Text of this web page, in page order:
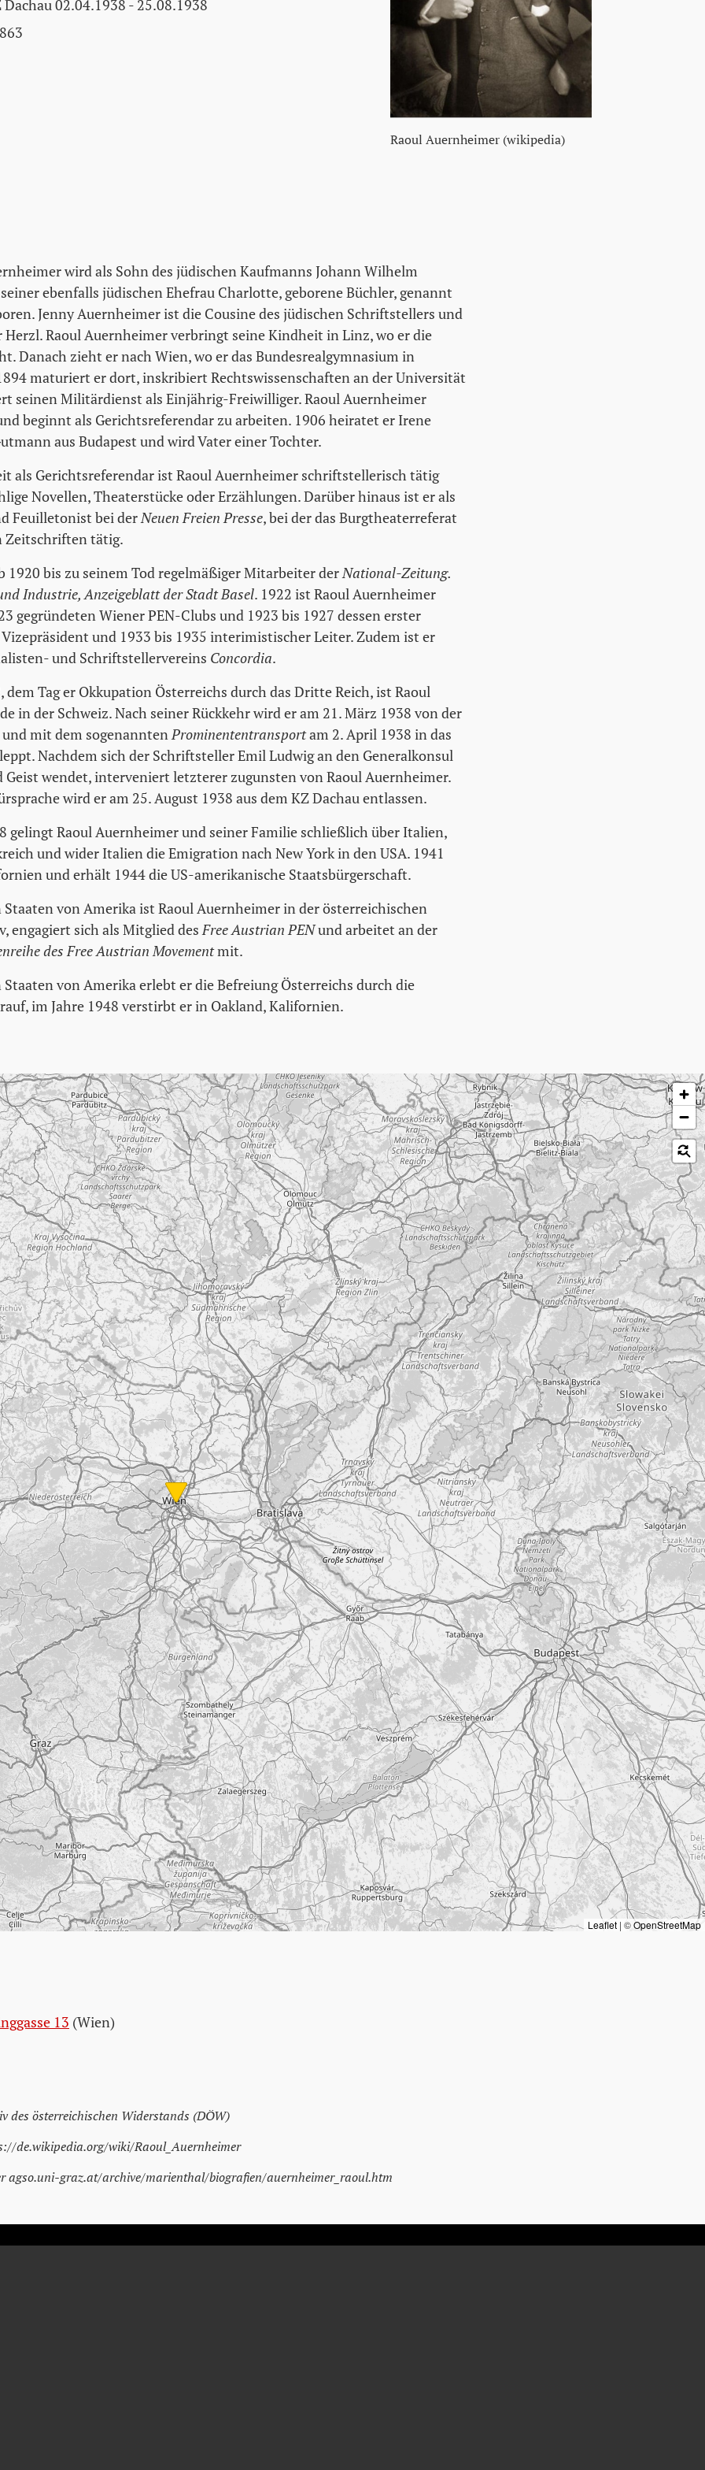
Raoul Auernheimer (wikipedia)
Dachau 02.04.1938 - 25.08.1938
wird als Sohn des jüdischen Kaufmanns Johann Wilhelm
ebenfalls jüdischen Ehefrau Charlotte, geborene Büchler, genannt
Jenny Auernheimer ist die Cousine des jüdischen Schriftstellers und
Raoul Auernheimer verbringt seine Kindheit in Linz, wo er die
Danach zieht er nach Wien, wo er das Bundesrealgymnasium in
maturiert er dort, inskribiert Rechtswissenschaften an der Universität
seinen Militärdienst als Einjährig-Freiwilliger. Raoul Auernheimer
beginnt als Gerichtsreferendar zu arbeiten. 1906 heiratet er Irene
aus Budapest und wird Vater einer Tochter.
als Gerichtsreferendar ist Raoul Auernheimer schriftstellerisch tätig
Novellen, Theaterstücke oder Erzählungen. Darüber hinaus ist er als
Feuilletonist bei derNeuen Freien Presse, bei der das Burgtheaterreferat
Zeitschriften tätig.
1920 bis zu seinem Tod regelmäßiger Mitarbeiter derNational-Zeitung.
Industrie, Anzeigeblatt der Stadt Basel. 1922 ist Raoul Auernheimer
gegründeten Wiener PEN-Clubs und 1923 bis 1927 dessen erster
und 1933 bis 1935 interimistischer Leiter. Zudem ist er
und Schriftstellervereins Concordia.
dem Tag er Okkupation Österreichs durch das Dritte Reich, ist Raoul
in der Schweiz. Nach seiner Rückkehr wird er am 21. März 1938 von der
mit dem sogenanntenProminententransportam 2. April 1938 in das
Nachdem sich der Schriftsteller Emil Ludwig an den Generalkonsul
Geist wendet, interveniert letzterer zugunsten von Raoul Auernheimer.
wird er am 25. August 1938 aus dem KZ Dachau entlassen.
gelingt Raoul Auernheimer und seiner Familie schließlich über Italien,
und wider Italien die Emigration nach New York in den USA. 1941
und erhält 1944 die US-amerikanische Staatsbürgerschaft.
Staaten von Amerika ist Raoul Auernheimer in der österreichischen
engagiert sich als Mitglied desFree Austrian PENund arbeitet an der
des Free Austrian Movementmit.
von Amerika erlebt er die Befreiung Österreichs durch die
im Jahre 1948 verstirbt er in Oakland, Kalifornien.
Leaflet | ©OpenStreetMap
13 (Wien)
des österreichischen Widerstands (DÖW)
de.wikipedia.org/wiki/Raoul_Auernheimer
agso.uni-graz.at/archive/marienthal/biografien/auernheimer_raoul.htm